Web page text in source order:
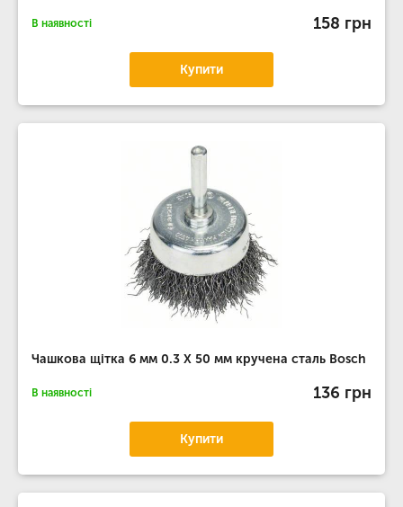
В наявності 158 грн
Купити
Чашкова щітка 6 мм 0.3 Х 50 мм кручена сталь Bosch
В наявності 136 грн
Купити